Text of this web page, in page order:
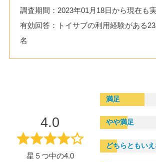
調査期間：2023年01月18日から現在も
有効回答：トイサブの利用経験がある
名
4.0
星５つ中の4.0
満足
やや満足
どちらともい